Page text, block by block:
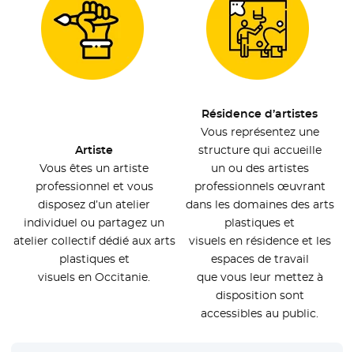
Artiste
Vous êtes un artiste
professionnel et vous
disposez d’un atelier
individuel ou partagez un
atelier collectif dédié aux arts
plastiques et
visuels en Occitanie.
Résidence d’artistes
Vous représentez une
structure qui accueille
un ou des artistes
professionnels œuvrant
dans les domaines des arts
plastiques et
visuels en résidence et les
espaces de travail
que vous leur mettez à
disposition sont
accessibles au public.